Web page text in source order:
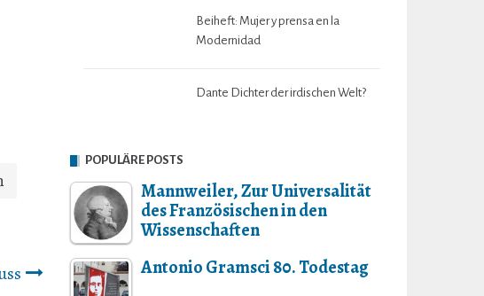
Beiheft: Mujer y prensa en la
Modernidad
Dante Dichter der irdischen Welt?
POPULÄRE POSTS
Mannweiler, Zur Universalität
des Französischen in den
Wissenschaften
Antonio Gramsci 80. Todestag